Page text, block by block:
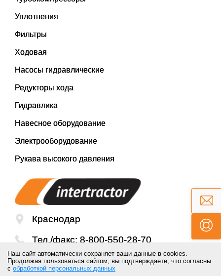
Уплотнения
Фильтры
Ходовая
Насосы гидравлические
Редукторы хода
Гидравлика
Навесное оборудование
Электрооборудование
Рукава высокого давления
Краснодар
Тел./факс: 8-800-550-28-70
Email:mail@inter-tractor.ru
Наш сайт автоматически сохраняет ваши данные в cookies.
Продолжая пользоваться сайтом, вы подтверждаете, что согласны
с обработкой персональных данных